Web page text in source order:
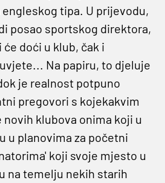
tipa. U prijevodu,
posao sportskog direktora,
doći u klub, čak i
Na papiru, to djeluje
je realnost potpuno
pregovori s kojekakvim
klubova onima koji u
u planovima za početni
koji svoje mjesto u
na temelju nekih starih